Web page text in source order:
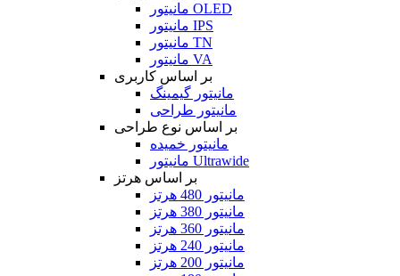
مانیتور OLED
مانیتور IPS
مانیتور TN
مانیتور VA
بر اساس کاربری
مانیتور گیمینگ
مانیتور طراحی
بر اساس نوع طراحی
مانیتور خمیده
مانیتور Ultrawide
بر اساس هرتز
مانیتور 480 هرتز
مانیتور 380 هرتز
مانیتور 360 هرتز
مانیتور 240 هرتز
مانیتور 200 هرتز